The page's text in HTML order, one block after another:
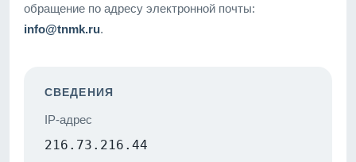
обращение по адресу электронной почты:
info@tnmk.ru.
СВЕДЕНИЯ
IP-адрес
216.73.216.44